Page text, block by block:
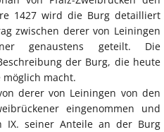
1427 wird die Burg detailliert
zwischen derer von Leiningen
genaustens geteilt. Die
der Burg, die heute
macht.
derer von Leiningen von den
eingenommen und
IX. seiner Anteile an der Burg